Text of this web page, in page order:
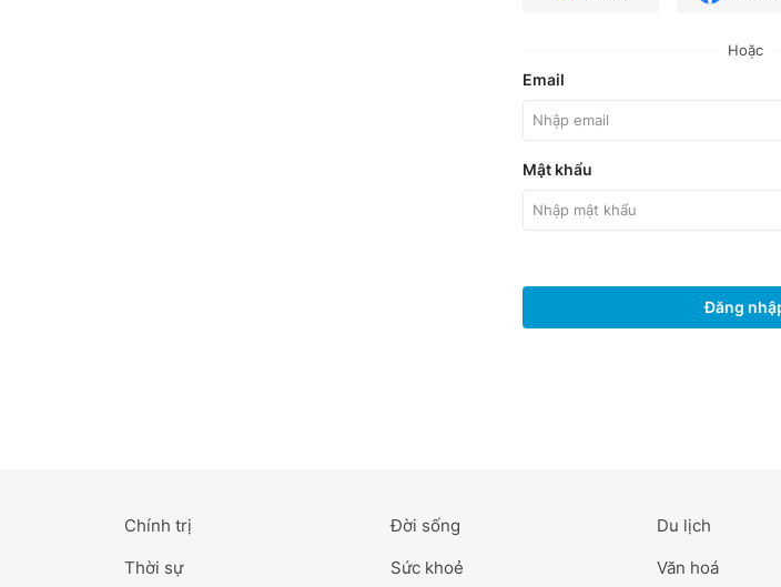
Đắk Lắk
Hoặc
Email
Mật khẩu
Đăng
Chính trị
Thời sự
Đời sống
Sức khoẻ
Du lịch
Văn hoá